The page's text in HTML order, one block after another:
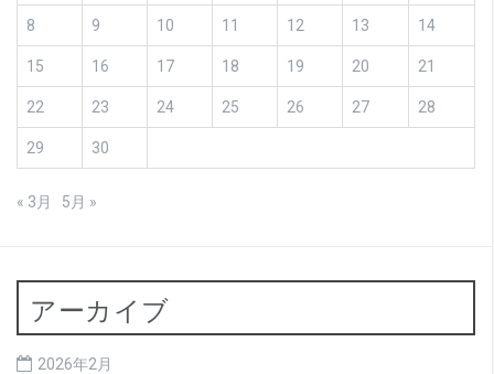
8 9 10 11 12 13 14
15 16 17 18 19 20 21
22 23 24 25 26 27 28
29 30
« 3月 5月 »
アーカイブ
2026年2月